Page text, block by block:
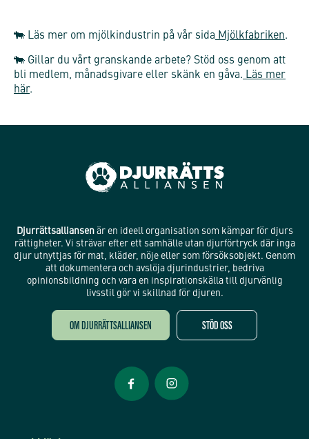
🐄 Läs mer om mjölkindustrin på vår sida Mjölkfabriken.
🐄 Gillar du vårt granskande arbete? Stöd oss genom att
bli medlem, månadsgivare eller skänk en gåva. Läs mer
här.
Djurrättsalliansenär en ideell organisation som kämpar för djurs
rättigheter. Vi strävar efter ett samhälle utan djurförtryck där inga
djur utnyttjas för mat, kläder, nöje eller som försöksobjekt. Genom
att dokumentera och avslöja djurindustrier, bedriva
opinionsbildning och vara en inspirationskälla till djurvänlig
livsstil gör vi skillnad för djuren.
OM DJURRÄTTSALLIANSEN STÖD OSS
Öppnas i nytt fönster